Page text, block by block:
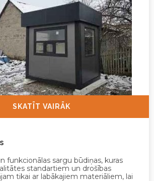
SKATĪT VAIRĀK
funkcionālas sargu būdiņas, kuras
standartiem un drošības
tikai ar labākajiem materiāliem, lai